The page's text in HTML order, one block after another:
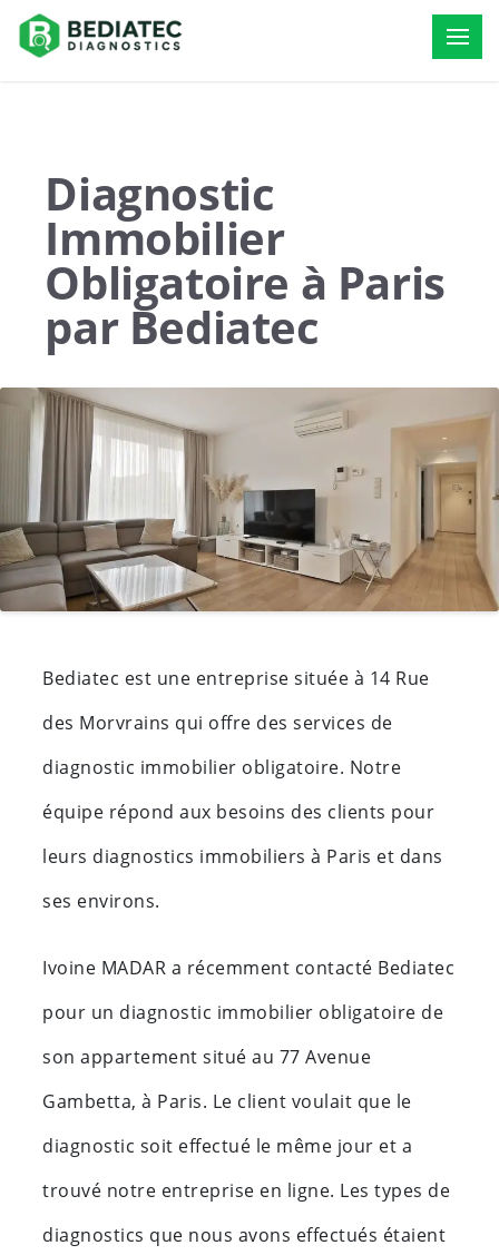
Diagnostic
Immobilier
Obligatoire à Paris
par Bediatec
Bediatec est une entreprise située à 14 Rue
des Morvrains qui offre des services de
diagnostic immobilier obligatoire. Notre
équipe répond aux besoins des clients pour
leurs diagnostics immobiliers à Paris et dans
ses environs.
Ivoine MADAR a récemment contacté Bediatec
pour un diagnostic immobilier obligatoire de
son appartement situé au 77 Avenue
Gambetta, à Paris. Le client voulait que le
diagnostic soit effectué le même jour et a
trouvé notre entreprise en ligne. Les types de
diagnostics que nous avons effectués étaient